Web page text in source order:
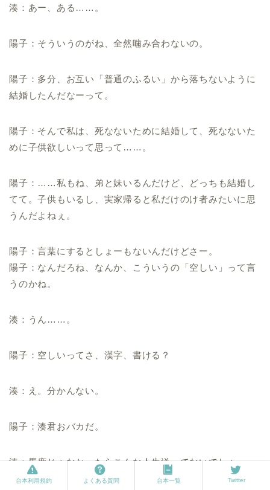
湊：あー、ある……。
陽子：そういうのがね、全然噛み合わないの。
陽子：多分、お互い「普通のふるい」から落ちないように
結婚したんだなーって。
陽子：そんで私は、死なないために結婚して、死なないた
めに子供欲しいって思って……。
陽子：……私もね、弟と妹いるんだけど、どっちも結婚し
てて。子供もいるし、実家帰ると私だけのけ者みたいに思
うんだよねぇ。
陽子：言葉にするとしょーもないんだけどさー。
陽子：なんだろね、なんか、こういうの「空しい」って言
うのかね。
湊：うん……。
陽子：空しいってさ、漢字、書ける？
湊：え。分かんない。
陽子：湊君おバカだ。
湊：馬鹿じゃなかったらこんな人生送ってないでしょ。
台本利用規約 よくある質問 台本一覧 Twitter